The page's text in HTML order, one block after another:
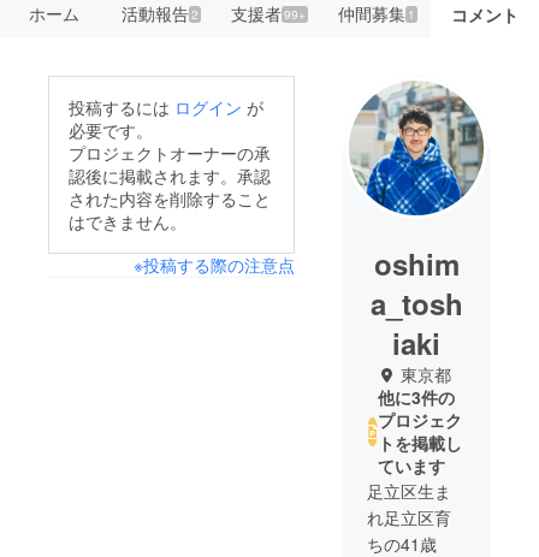
ホーム 活動報告2 支援者99+ 仲間募集 1 コメント
投稿するには ログイン が
必要です。
プロジェクトオーナーの承
認後に掲載されます。承認
された内容を削除すること
はできません。
※投稿する際の注意点
oshim
a_tosh
iaki
東京都
他に3件の
プロジェク
トを掲載し
ています
足立区生ま
れ足立区育
ちの41歳